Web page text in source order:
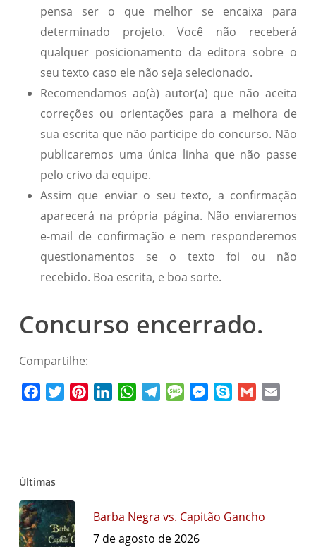
pensa ser o que melhor se encaixa para
determinado projeto. Você não receberá
qualquer posicionamento da editora sobre o
seu texto caso ele não seja selecionado.
Recomendamos ao(à) autor(a) que não aceita
correções ou orientações para a melhora de
sua escrita que não participe do concurso. Não
publicaremos uma única linha que não passe
pelo crivo da equipe.
Assim que enviar o seu texto, a confirmação
aparecerá na própria página. Não enviaremos
e-mail de confirmação e nem responderemos
questionamentos se o texto foi ou não
recebido. Boa escrita, e boa sorte.
Concurso encerrado.
Compartilhe:
FacebookTwitterPinterestLinkedInWhatsAppTelegramMessageMessenger
Skype Gmail
Últimas
Barba Negra vs. Capitão Gancho
7 de agosto de 2026